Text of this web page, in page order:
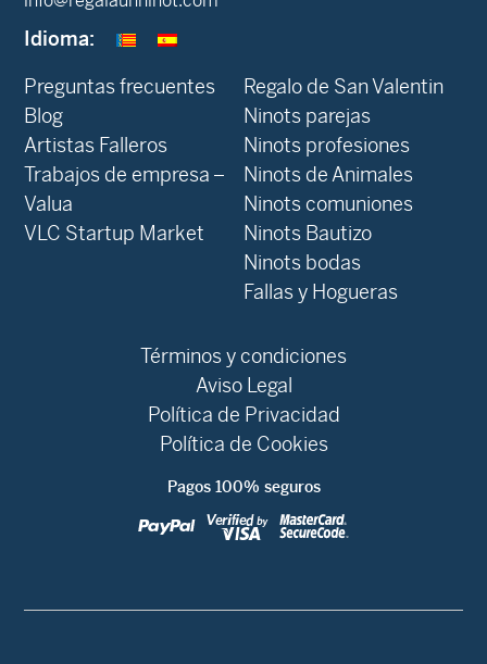
Idioma:
Preguntas frecuentes
Blog
Artistas Falleros
Trabajos de empresa –
Valua
VLC Startup Market
Regalo de San Valentin
Ninots parejas
Ninots profesiones
Ninots de Animales
Ninots comuniones
Ninots Bautizo
Ninots bodas
Fallas y Hogueras
Términos y condiciones
Aviso Legal
Política de Privacidad
Política de Cookies
Pagos 100% seguros